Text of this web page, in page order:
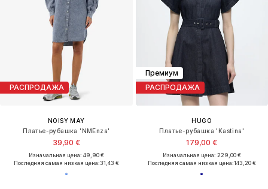
РАСПРОДАЖА
NOISY MAY
Платье-рубашка 'NMEnza'
39,90 €
Изначальная цена: 49,90 €
Последняя самая низкая цена:31,43 €
Премиум
РАСПРОДАЖА
HUGO
Платье-рубашка 'Kastina'
179,00 €
Изначальная цена: 229,00 €
Последняя самая низкая цена:143,20 €